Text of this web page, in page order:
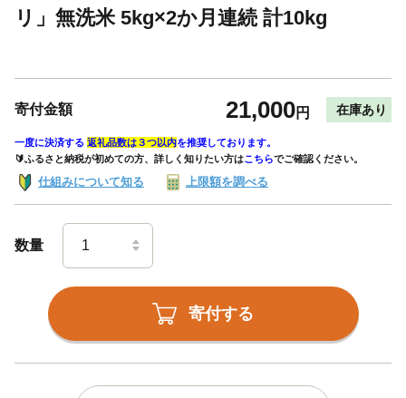
リ」無洗米 5kg×2か月連続 計10kg
寄付金額 21,000円 在庫あり
一度に決済する 返礼品数は３つ以内を推奨しております。
🔰ふるさと納税が初めての方、詳しく知りたい方はこちらでご確認ください。
仕組みについて知る 上限額を調べる
数量
寄付する